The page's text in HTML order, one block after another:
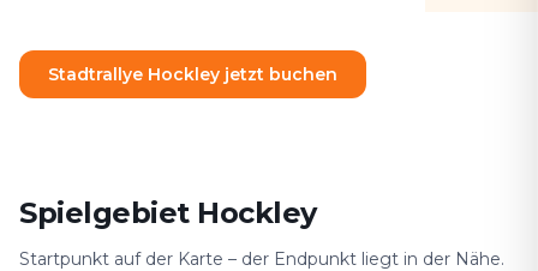
Stadtrallye Hockley jetzt buchen
Spielgebiet Hockley
Startpunkt auf der Karte – der Endpunkt liegt in der Nähe.